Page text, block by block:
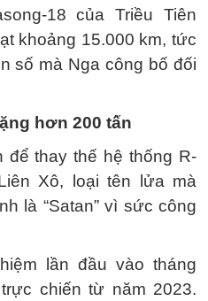
18 của Triều Tiên
khoảng 15.000 km, tức
số mà Nga công bố đối
hơn 200 tấn
để thay thế hệ thống R-
Xô, loại tên lửa mà
là “Satan” vì sức công
lần đầu vào tháng
chiến từ năm 2023.